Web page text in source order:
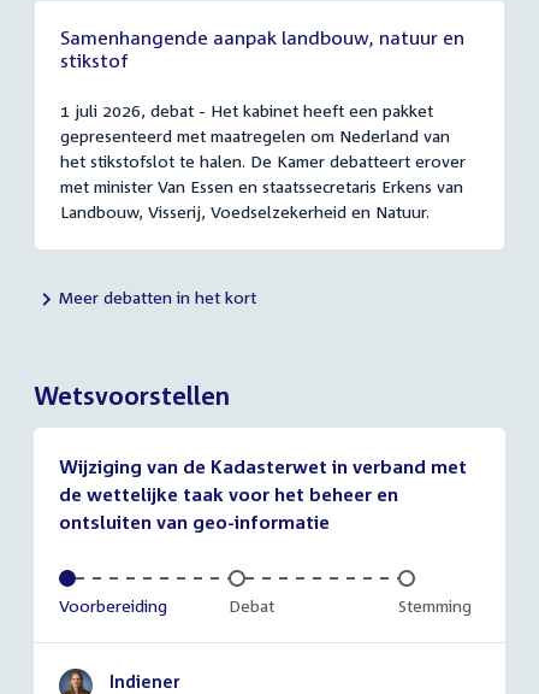
Samenhangende aanpak landbouw, natuur en
stikstof
1 juli 2026, debat - Het kabinet heeft een pakket
gepresenteerd met maatregelen om Nederland van
het stikstofslot te halen. De Kamer debatteert erover
met minister Van Essen en staatssecretaris Erkens van
Landbouw, Visserij, Voedselzekerheid en Natuur.
Meer debatten in het kort
Wetsvoorstellen
Wijziging van de Kadasterwet in verband met
de wettelijke taak voor het beheer en
ontsluiten van geo-informatie
Voltooid:
Voorbereiding Onvoltooid:
Debat Onvoltooid:
Stemming
Indiener